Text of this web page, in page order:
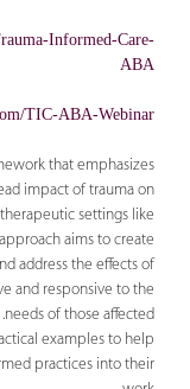
Informed-Care-
ABA
TIC-ABA-Webinar
that emphasizes
impact of trauma on
settings like
aims to create
address the effects of
and responsive to the
needs of those affected.
examples to help
practices into their